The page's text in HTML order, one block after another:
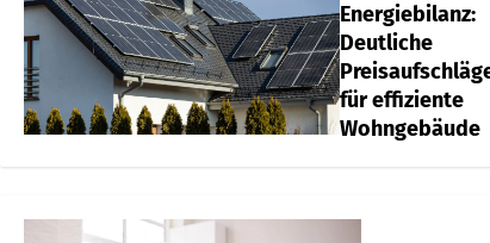
Energiebilanz:
Deutliche
für effiziente
Wohngebäude